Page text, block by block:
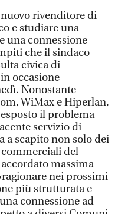
rivenditore di
e studiare una
una connessione
che il sindaco
civica di
occasione
Nonostante
WiMax e Hiperlan,
il problema
servizio di
a scapito non solo dei
del
massima
nei prossimi
più strutturata e
connessione ad